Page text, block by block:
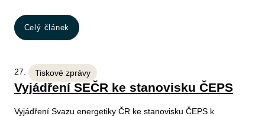
Celý článek
Tiskové zprávy
27. 1. 2026
Vyjádření SEČR ke stanovisku ČEPS
Vyjádření Svazu energetiky ČR ke stanovisku ČEPS k